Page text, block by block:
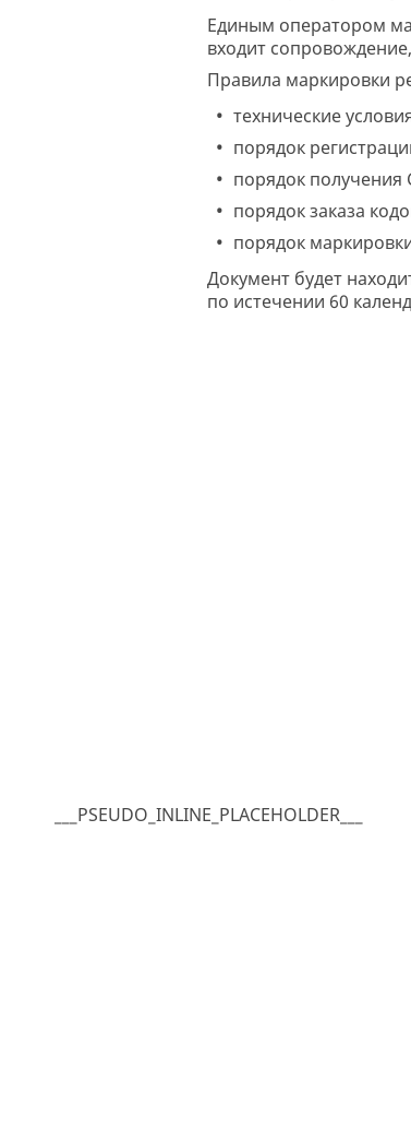
Единым оператором
входит
Правила маркировки
технические
порядок
порядок
порядок заказа
порядок
Документ будет
по истечении 60
___PSEUDO_INLINE_PLACEHOLDER___